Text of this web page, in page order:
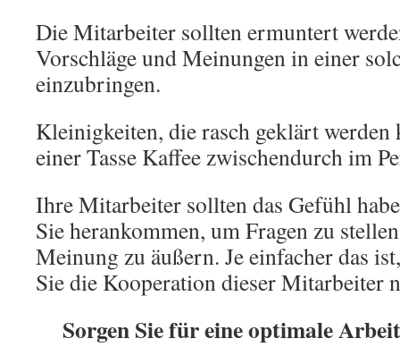
Die Mitarbeiter sollten ermuntert
Vorschläge und Meinungen in einer
einzubringen.
Kleinigkeiten, die rasch geklärt werden
einer Tasse Kaffee zwischendurch im
Ihre Mitarbeiter sollten das Gefühl
Sie herankommen, um Fragen zu
Meinung zu äußern. Je einfacher das
Sie die Kooperation dieser Mitarbeiter
Sorgen Sie für eine optimale